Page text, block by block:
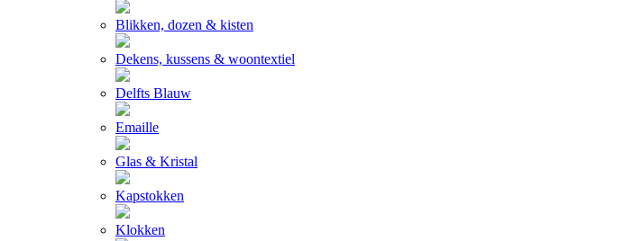
Blikken, dozen & kisten
Dekens, kussens & woontextiel
Delfts Blauw
Emaille
Glas & Kristal
Kapstokken
Klokken